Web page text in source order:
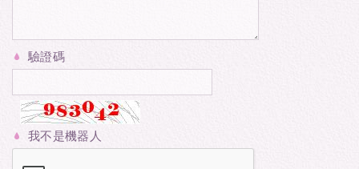
驗證碼
我不是機器人